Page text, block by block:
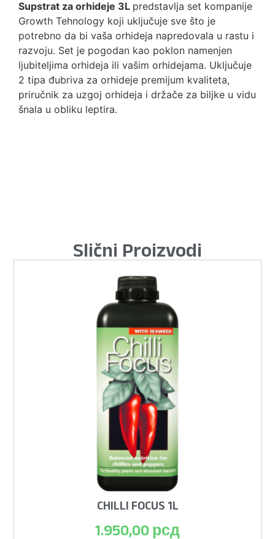
Supstrat za orhideje 3L predstavlja set kompanije
Growth Tehnology koji uključuje sve što je
potrebno da bi vaša orhideja napredovala u rastu i
razvoju. Set je pogodan kao poklon namenjen
ljubiteljima orhideja ili vašim orhidejama. Uključuje
2 tipa đubriva za orhideje premijum kvaliteta,
priručnik za uzgoj orhideja i držače za biljke u vidu
šnala u obliku leptira.
Slični Proizvodi
CHILLI FOCUS 1L
1.950,00 рсд